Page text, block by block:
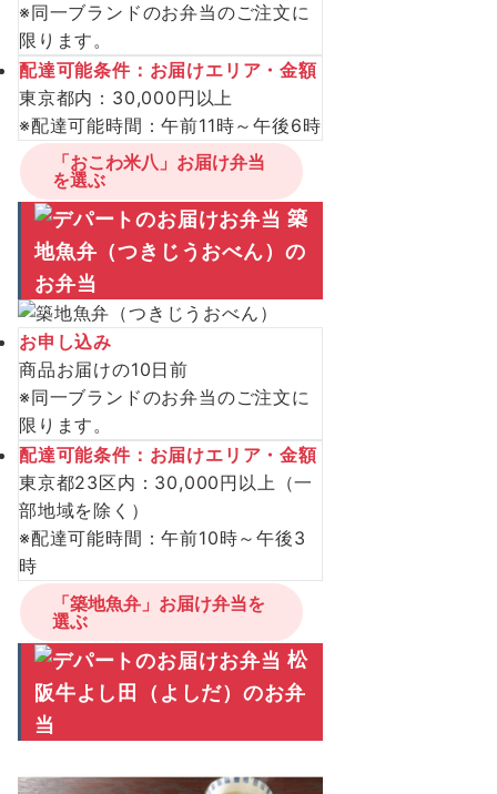
※同一ブランドのお弁当のご注文に
限ります。
配達可能条件：お届けエリア・金額
東京都内：30,000円以上
※配達可能時間：午前11時～午後6時
「おこわ米八」お届け弁当
を選ぶ
築
地魚弁（つきじうおべん）の
お弁当
お申し込み
商品お届けの10日前
※同一ブランドのお弁当のご注文に
限ります。
配達可能条件：お届けエリア・金額
東京都23区内：30,000円以上（一
部地域を除く）
※配達可能時間：午前10時～午後3
時
「築地魚弁」お届け弁当を
選ぶ
松
阪牛よし田（よしだ）のお弁
当